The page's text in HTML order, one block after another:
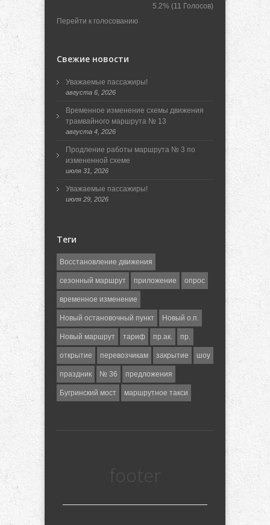
5.2% (11 Голосов)
Перейти к голосованию
Свежие новости
Уважаемые пассажиры!
августа 6, 2026
Временное изменение схемы движения
трамвайного маршрута № 13
августа 4, 2026
Продление работы маршрута № 3 по
измененной схеме
июля 31, 2026
Уважаемые пассажиры!
июля 29, 2026
Теги
Восстановление движения
сезонный маршрут приложение опрос
временное изменение
Новый остановочный пункт Новый о.п.
Новый маршрут тариф пр.ак. пр.
открытие перевозчикам закрытие шоу
праздник № 36 предложения
Бугринский мост маршрутное такси
footer